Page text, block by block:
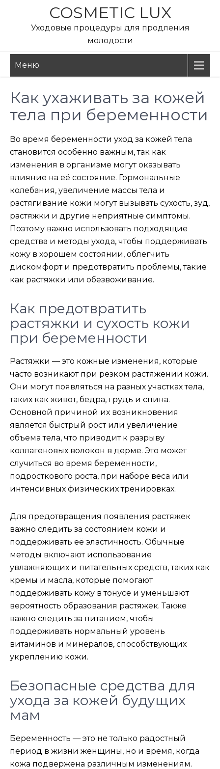
содержимому
COSMETIC LUX
Уходовые процедуры для продления
молодости
Меню
Как ухаживать за кожей
тела при беременности
Во время беременности уход за кожей тела
становится особенно важным, так как
изменения в организме могут оказывать
влияние на её состояние. Гормональные
колебания, увеличение массы тела и
растягивание кожи могут вызывать сухость, зуд,
растяжки и другие неприятные симптомы.
Поэтому важно использовать подходящие
средства и методы ухода, чтобы поддерживать
кожу в хорошем состоянии, облегчить
дискомфорт и предотвратить проблемы, такие
как растяжки или обезвоживание.
Как предотвратить
растяжки и сухость кожи
при беременности
Растяжки — это кожные изменения, которые
часто возникают при резком растяжении кожи.
Они могут появляться на разных участках тела,
таких как живот, бедра, грудь и спина.
Основной причиной их возникновения
является быстрый рост или увеличение
объема тела, что приводит к разрыву
коллагеновых волокон в дерме. Это может
случиться во время беременности,
подросткового роста, при наборе веса или
интенсивных физических тренировках.
Для предотвращения появления растяжек
важно следить за состоянием кожи и
поддерживать её эластичность. Обычные
методы включают использование
увлажняющих и питательных средств, таких как
кремы и масла, которые помогают
поддерживать кожу в тонусе и уменьшают
вероятность образования растяжек. Также
важно следить за питанием, чтобы
поддерживать нормальный уровень
витаминов и минералов, способствующих
укреплению кожи.
Безопасные средства для
ухода за кожей будущих
мам
Беременность — это не только радостный
период в жизни женщины, но и время, когда
кожа подвержена различным изменениям.